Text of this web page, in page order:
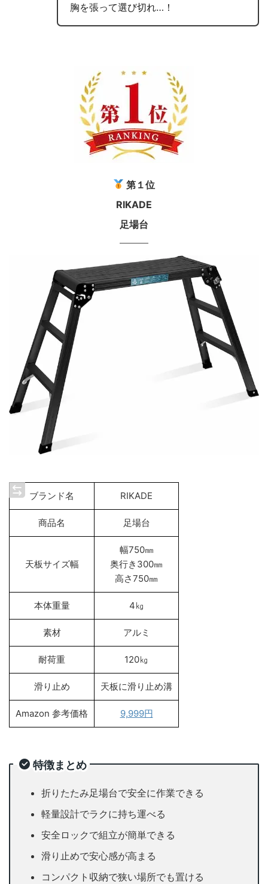
胸を張って選び切れ…！
第１位
RIKADE
足場台
ブランド名 RIKADE
商品名 足場台
天板サイズ幅
幅750㎜
奥行き300㎜
高さ750㎜
本体重量 4㎏
素材 アルミ
耐荷重 120㎏
滑り止め 天板に滑り止め溝
Amazon 参考価格 9,999円
特徴まとめ
折りたたみ足場台で安全に作業できる
軽量設計でラクに持ち運べる
安全ロックで組立が簡単できる
滑り止めで安心感が高まる
コンパクト収納で狭い場所でも置ける